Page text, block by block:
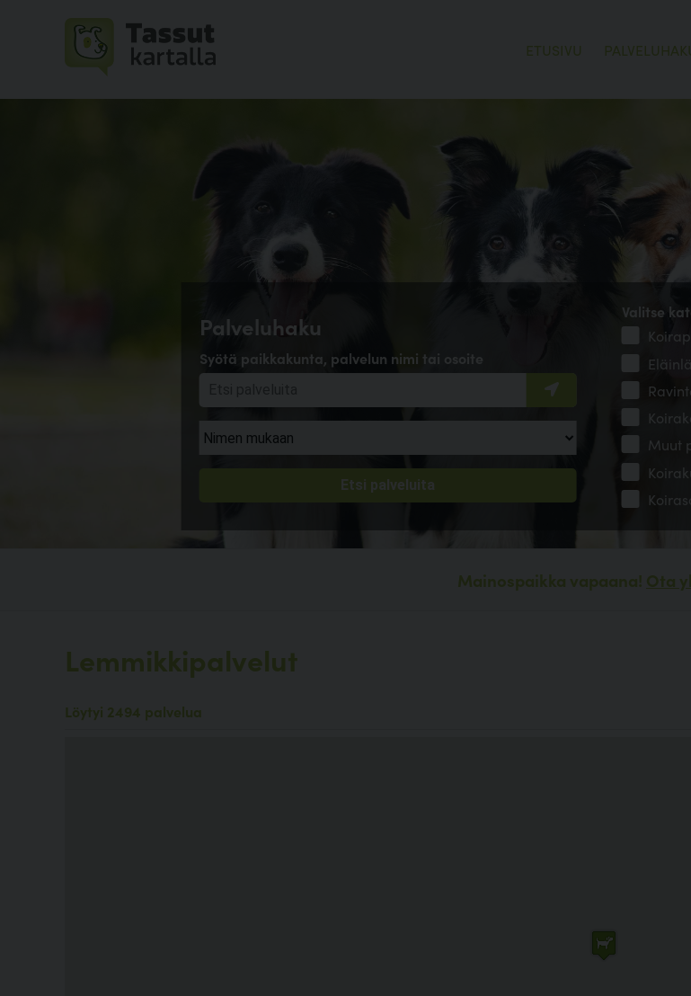
ETUSIVU
Palveluhaku
Syötä paikkakunta, palvelun nimi tai osoite
Valitse
Muut
Mainospaikka vapaana! Ota
Lemmikkipalvelut
Löytyi 2494 palvelua